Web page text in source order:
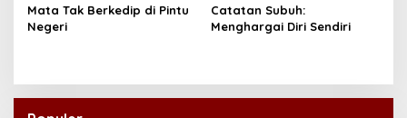
Mata Tak Berkedip di Pintu
Negeri
Catatan Subuh:
Menghargai Diri Sendiri